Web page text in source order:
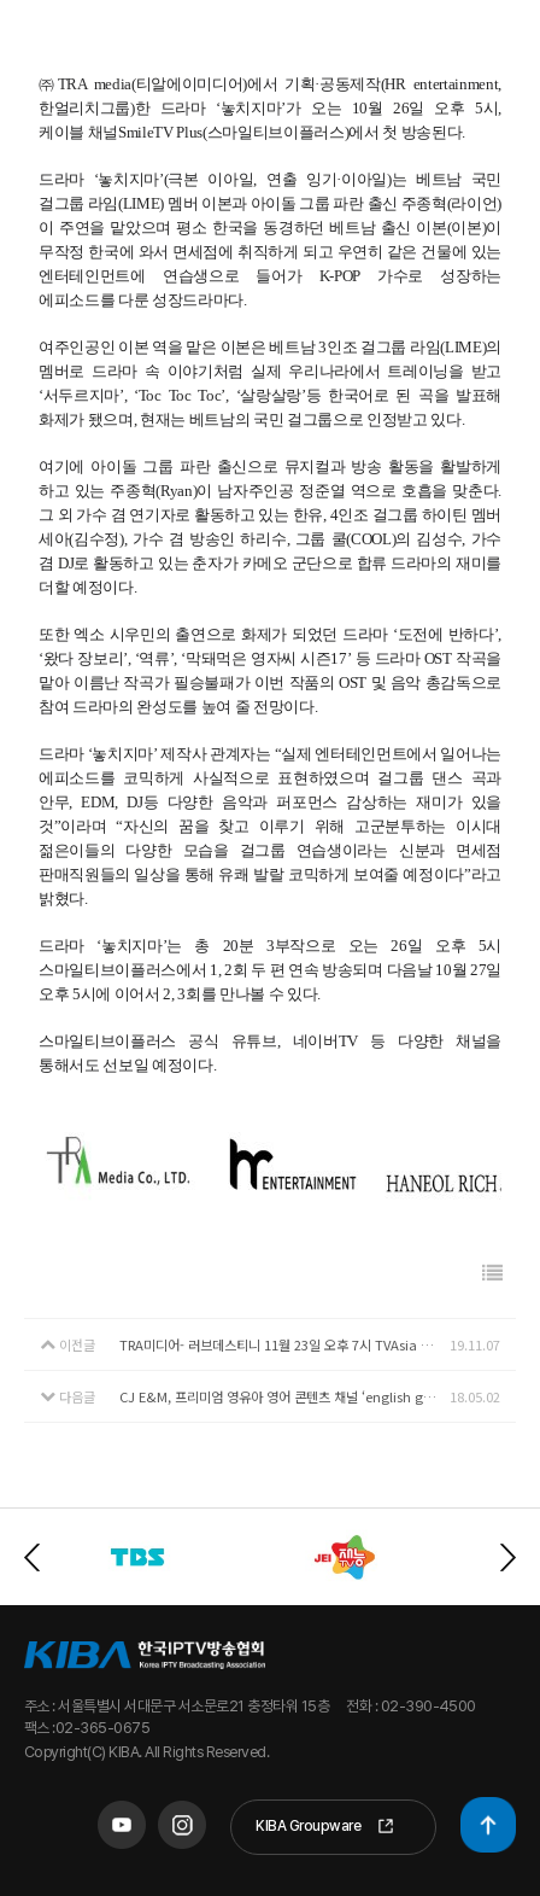
㈜ TRA media(티알에이미디어)에서 기획·공동제작(HR entertainment,
한얼리치그룹)한 드라마 ‘놓치지마’가 오는 10월 26일 오후 5시,
케이블 채널SmileTV Plus(스마일티브이플러스)에서 첫 방송된다.
드라마 ‘놓치지마’(극본 이아일, 연출 잉기·이아일)는 베트남 국민
걸그룹 라임(LIME) 멤버 이본과 아이돌 그룹 파란 출신 주종혁(라이언)
이 주연을 맡았으며 평소 한국을 동경하던 베트남 출신 이본(이본)이
무작정 한국에 와서 면세점에 취직하게 되고 우연히 같은 건물에 있는
엔터테인먼트에 연습생으로 들어가K-POP 가수로 성장하는
에피소드를 다룬 성장드라마다.
여주인공인 이본 역을 맡은 이본은 베트남3인조 걸그룹 라임(LIME)의
멤버로 드라마 속 이야기처럼 실제 우리나라에서 트레이닝을 받고
‘서두르지마’, ‘Toc Toc Toc’, ‘살랑살랑’등 한국어로 된 곡을 발표해
화제가 됐으며, 현재는 베트남의 국민 걸그룹으로 인정받고 있다.
여기에 아이돌 그룹 파란 출신으로 뮤지컬과 방송 활동을 활발하게
하고 있는 주종혁(Ryan)이 남자주인공 정준열 역으로 호흡을 맞춘다.
그 외 가수 겸 연기자로 활동하고 있는 한유, 4인조 걸그룹 하이틴 멤버
세아(김수정), 가수 겸 방송인 하리수, 그룹 쿨(COOL)의 김성수, 가수
겸 DJ로 활동하고 있는 춘자가 카메오 군단으로 합류 드라마의 재미를
더할 예정이다.
또한 엑소 시우민의 출연으로 화제가 되었던 드라마 ‘도전에 반하다’,
‘왔다 장보리’, ‘역류’, ‘막돼먹은 영자씨 시즌17’ 등 드라마OST 작곡을
맡아 이름난 작곡가 필승불패가 이번 작품의 OST 및 음악 총감독으로
참여 드라마의 완성도를 높여 줄 전망이다.
드라마 ‘놓치지마’ 제작사 관계자는 “실제 엔터테인먼트에서 일어나는
에피소드를 코믹하게 사실적으로 표현하였으며 걸그룹 댄스 곡과
안무, EDM, DJ등 다양한 음악과 퍼포먼스 감상하는 재미가 있을
것”이라며 “자신의 꿈을 찾고 이루기 위해 고군분투하는 이시대
젊은이들의 다양한 모습을 걸그룹 연습생이라는 신분과 면세점
판매직원들의 일상을 통해 유쾌 발랄 코믹하게 보여줄 예정이다”라고
밝혔다.
드라마 ‘놓치지마’는 총 20분 3부작으로 오는 26일 오후 5시
스마일티브이플러스에서 1, 2회 두 편 연속 방송되며 다음날10월 27일
오후 5시에 이어서 2, 3회를 만나볼 수 있다.
스마일티브이플러스 공식 유튜브, 네이버TV 등 다양한 채널을
통해서도 선보일 예정이다.
이전글 TRA미디어- 러브데스티니 11월 23일 오후 7시 TVAsia Plus 첫 방송 19.11.07
다음글 CJ E&M, 프리미엄 영유아 영어 콘텐츠 채널 ‘english gem’ 5월 2일 론칭! 18.05.02
주소 : 서울특별시 서대문구 서소문로21 충정타워 15층
전화 : 02-390-4500
팩스 :02-365-0675
Copyright(C) KIBA. All Rights Reserved.
KIBA Groupware